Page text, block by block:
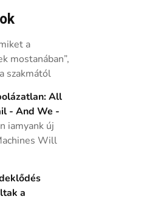
a
mostanában”,
szakmától
All
- And We -
iamyank új
Will
a